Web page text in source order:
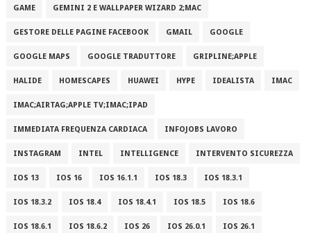
GAME GEMINI 2 E WALLPAPER WIZARD 2;MAC
GESTORE DELLE PAGINE FACEBOOK GMAIL GOOGLE
GOOGLE MAPS GOOGLE TRADUTTORE GRIPLINE;APPLE
HALIDE HOMESCAPES HUAWEI HYPE IDEALISTA IMAC
IMAC;AIRTAG;APPLE TV;IMAC;IPAD
IMMEDIATA FREQUENZA CARDIACA INFOJOBS LAVORO
INSTAGRAM INTEL INTELLIGENCE INTERVENTO SICUREZZA
IOS 13 IOS 16 IOS 16.1.1 IOS 18.3 IOS 18.3.1
IOS 18.3.2 IOS 18.4 IOS 18.4.1 IOS 18.5 IOS 18.6
IOS 18.6.1 IOS 18.6.2 IOS 26 IOS 26.0.1 IOS 26.1